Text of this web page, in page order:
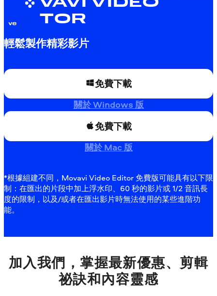
MOVAVI VIDEO
EDITOR
輕鬆製作精彩影片
免費下載
關於 Windows 版
免費下載
關於 Mac 版
*根據組建不同，Movavi Video Editor 免費版可能具有以下限
制：在匯出的片段中加上浮水印、60 秒的影片或 1/2 音訊長
度的限制，以及/或者在匯出影片時無法使用的某些進階功
能。
加入我們，掌握最新優惠、剪輯
祕訣和內容靈感